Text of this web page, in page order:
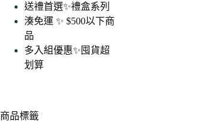
送禮首選✨禮盒系列
湊免運 ✨ $500以下商
品
多入組優惠✨囤貨超
划算
商品標籤